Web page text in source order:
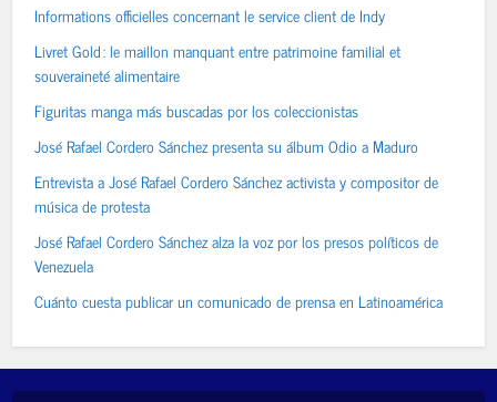
Informations officielles concernant le service client de Indy
Livret Gold : le maillon manquant entre patrimoine familial et
souveraineté alimentaire
Figuritas manga más buscadas por los coleccionistas
José Rafael Cordero Sánchez presenta su álbum Odio a Maduro
Entrevista a José Rafael Cordero Sánchez activista y compositor de
música de protesta
José Rafael Cordero Sánchez alza la voz por los presos políticos de
Venezuela
Cuánto cuesta publicar un comunicado de prensa en Latinoamérica